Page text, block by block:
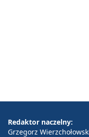
Redaktor naczelny:
Grzegorz